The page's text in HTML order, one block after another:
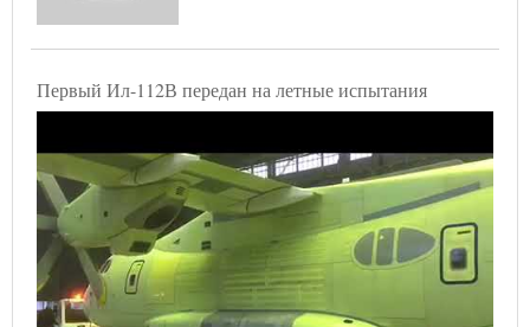
Первый Ил-112В передан на летные испытания